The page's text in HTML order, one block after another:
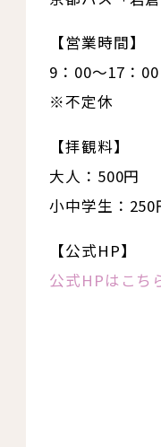
【営業時間】
9：00～17：00
※不定休
【拝観料】
大人：500円
小中学生：250
【公式HP】
公式HPはこち